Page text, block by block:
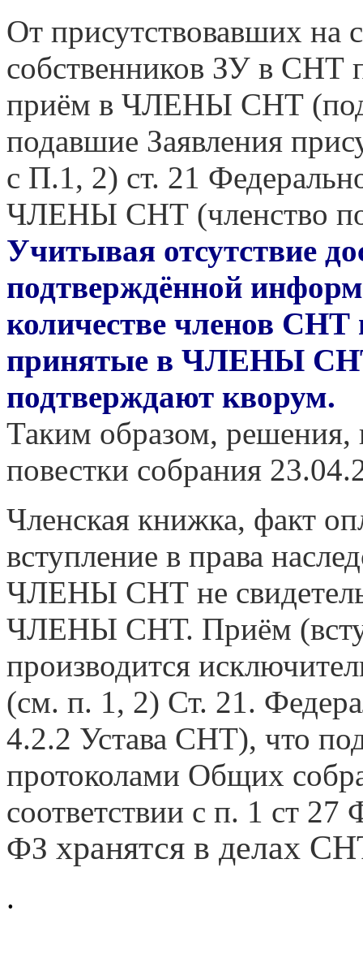
От присутствовавших на
собственников ЗУ в СНТ
приём в ЧЛЕНЫ СНТ
подавшие Заявления
с П.1, 2) ст. 21
ЧЛЕНЫ СНТ (членство
Учитывая отсутствие
подтверждённой
количестве членов СНТ
принятые в ЧЛЕНЫ СНТ
подтверждают кворум.
Таким образом, решения,
повестки собрания
Членская книжка, факт
вступление в права
ЧЛЕНЫ СНТ не
ЧЛЕНЫ СНТ. Приём
производится
(см. п. 1, 2) Ст. 21.
4.2.2 Устава СНТ), что
протоколами Общих
соответствии с п. 1 ст
ФЗ хранятся в делах
.